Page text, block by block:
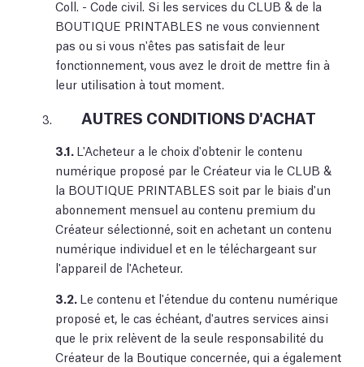
Coll. - Code civil. Si les services du CLUB & de la
BOUTIQUE PRINTABLES ne vous conviennent
pas ou si vous n'êtes pas satisfait de leur
fonctionnement, vous avez le droit de mettre fin à
leur utilisation à tout moment.
AUTRES CONDITIONS D'ACHAT
3.1. L'Acheteur a le choix d'obtenir le contenu
numérique proposé par le Créateur via le CLUB &
la BOUTIQUE PRINTABLES soit par le biais d'un
abonnement mensuel au contenu premium du
Créateur sélectionné, soit en achetant un contenu
numérique individuel et en le téléchargeant sur
l'appareil de l'Acheteur.
3.2. Le contenu et l'étendue du contenu numérique
proposé et, le cas échéant, d'autres services ainsi
que le prix relèvent de la seule responsabilité du
Créateur de la Boutique concernée, qui a également